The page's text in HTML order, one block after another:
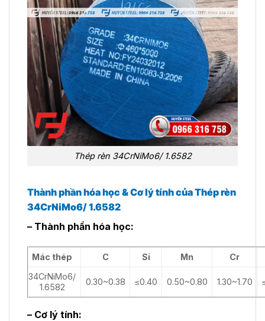
Thép rèn 34CrNiMo6/ 1.6582
Thành phần hóa học & Cơ lý tính của Thép rèn
34CrNiMo6/ 1.6582
– Thành phần hóa học:
Mác thép C Si Mn
Cr
34CrNiMo6/
1.6582
0.30~0.38 ≤0.40 0.50~0.80 1.30~1.70
– Cơ lý tính: